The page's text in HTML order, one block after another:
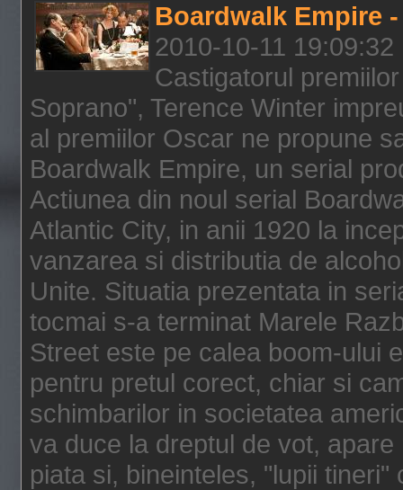
Boardwalk Empire
2010-10-11 19:09:32
Castigatorul
Soprano", Terence Winter
al premiilor Oscar ne propune
Boardwalk Empire, un serial
Actiunea din noul serial
Atlantic City, in anii 1920 la
vanzarea si distributia de
Unite. Situatia prezentata in
tocmai s-a terminat Marele
Street este pe calea boom-ului
pentru pretul corect, chiar si
schimbarilor in societatea
va duce la dreptul de vot,
piata si, bineinteles, "lupii